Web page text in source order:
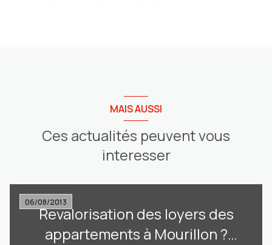
MAIS AUSSI
Ces actualités peuvent vous
interesser
06/08/2013
Revalorisation des loyers des
appartements à Mourillon ?